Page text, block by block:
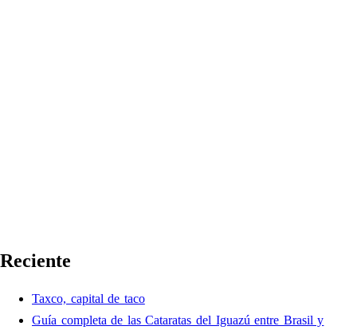
Reciente
Taxco, capital de taco
Guía completa de las Cataratas del Iguazú entre Brasil y